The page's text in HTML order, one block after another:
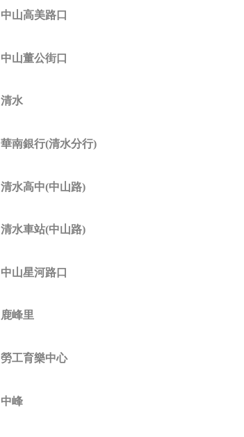
中山高美路口
中山董公街口
清水
華南銀行(清水分行)
清水高中(中山路)
清水車站(中山路)
中山星河路口
鹿峰里
勞工育樂中心
中峰